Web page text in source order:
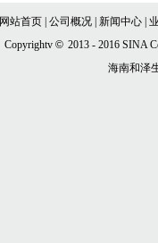
网站首页 公司概况 新闻中心
Copyrightv© 2013 - 2016 SINA
海南和泽